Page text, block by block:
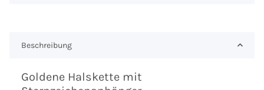
Beschreibung
Goldene Halskette mit